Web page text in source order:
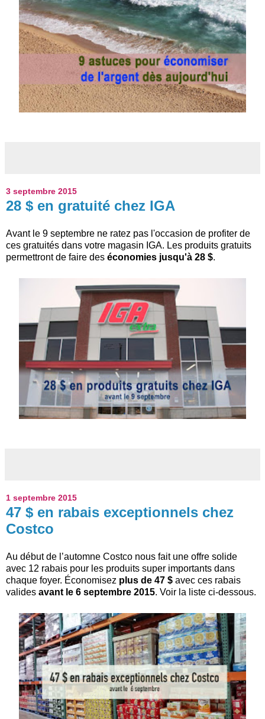
3 septembre 2015
28 $ en gratuité chez IGA
Avant le 9 septembre ne ratez pas l'occasion de profiter de
ces gratuités dans votre magasin IGA. Les produits gratuits
permettront de faire des économies jusqu'à 28 $.
1 septembre 2015
47 $ en rabais exceptionnels chez
Costco
Au début de l’automne Costco nous fait une offre solide
avec 12 rabais pour les produits super importants dans
chaque foyer. Économisez plus de 47 $ avec ces rabais
valides avant le 6 septembre 2015. Voir la liste ci-dessous.